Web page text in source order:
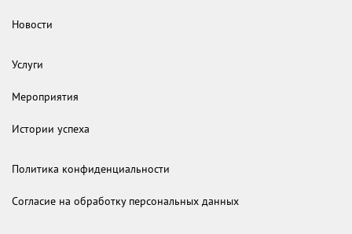
Новости
Услуги
Мероприятия
Истории успеха
Политика конфиденциальности
Согласие на обработку персональных данных